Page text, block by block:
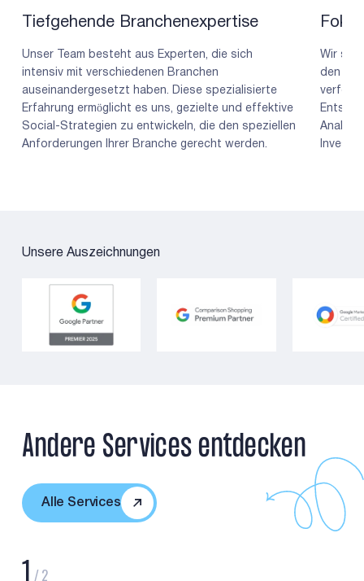
Tiefgehende Branchenexpertise
Unser Team besteht aus Experten, die sich
intensiv mit verschiedenen Branchen
auseinandergesetzt haben. Diese spezialisierte
Erfahrung ermöglicht es uns, gezielte und effektive
Social-Strategien zu entwickeln, die den speziellen
Anforderungen Ihrer Branche gerecht werden.
Wir
den
Unsere Auszeichnungen
Andere Services entdecken
Alle Services
1 /2